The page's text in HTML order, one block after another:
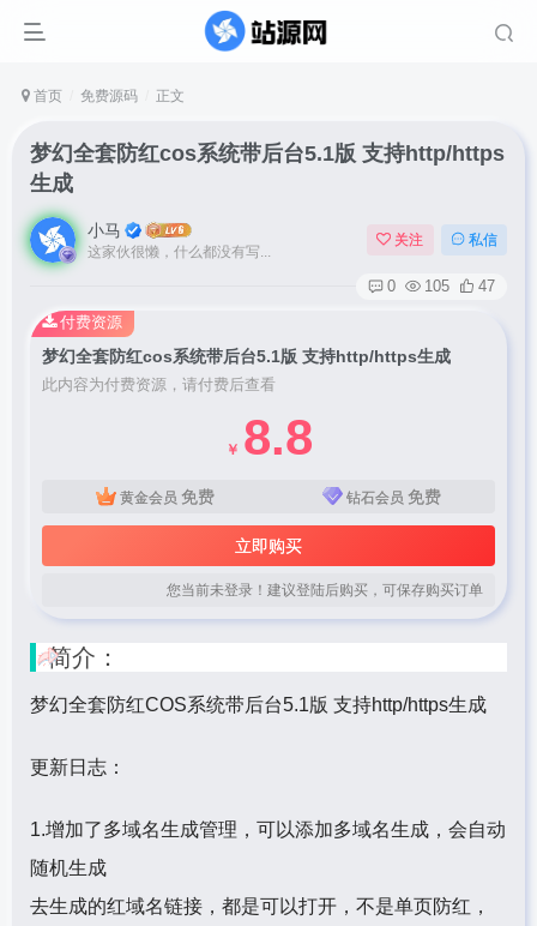
首页 免费源码 正文
梦幻全套防红cos系统带后台5.1版 支持http/https
生成
小马
这家伙很懒，什么都没有写...
关注 私信
0 105 47
梦幻全套防红cos系统带后台5.1版 支持http/https生成
此内容为付费资源，请付费后查看
￥ 8.8
黄金会员 免费 钻石会员 免费
立即购买
您当前未登录！建议登陆后购买，可保存购买订单
付费资源
简介：
梦幻全套防红COS系统带后台5.1版 支持http/https生成
更新日志：
1.增加了多域名生成管理，可以添加多域名生成，会自动
随机生成
去生成的红域名链接，都是可以打开，不是单页防红，